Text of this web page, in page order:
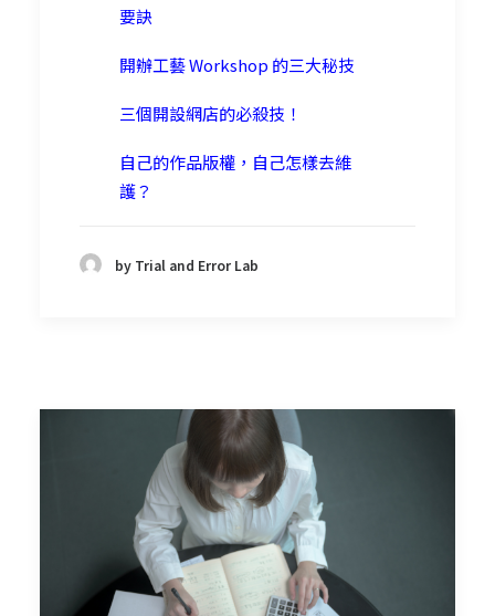
要訣
開辦工藝 Workshop 的三大秘技
三個開設網店的必殺技！
自己的作品版權，自己怎樣去維
護？
by Trial and Error Lab